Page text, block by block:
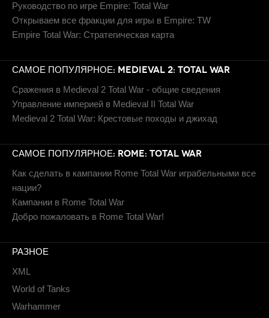
Руководство по игре Empire: Total War
Открываем все фракции для игры в Empire: TW
Empire Total War: Стратегическая карта
САМОЕ ПОПУЛЯРНОЕ: MEDIEVAL 2: TOTAL WAR
Сражения в Medieval 2 Total War - общие сведения
Управление империей в Medieval II Total War
Medieval 2 Total War: Крестовые походы и джихад
САМОЕ ПОПУЛЯРНОЕ: ROME: TOTAL WAR
Как сделать в кампании Rome Total War играбельными все
нации?
Кампании в Rome Total War
Добро пожаловать в Rome Total War!
РАЗНОЕ
XML
World of Tanks
Warhammer